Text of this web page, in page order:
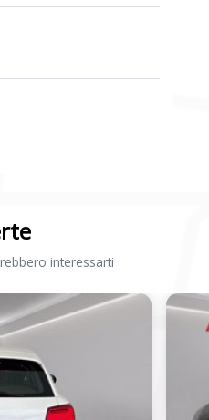
interessarti